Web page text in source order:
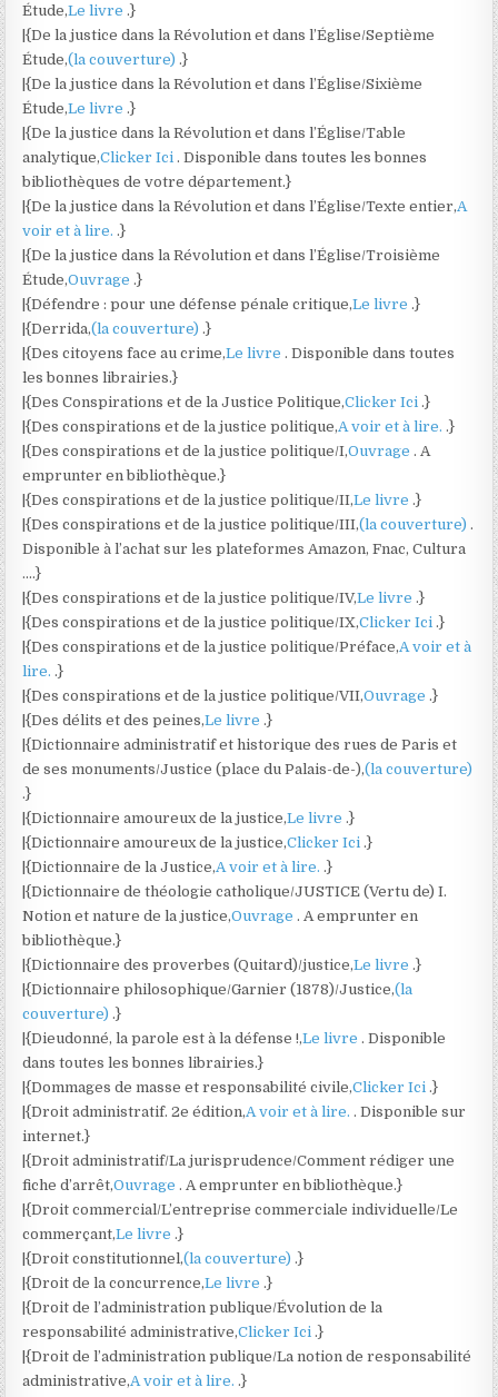
Étude,Le livre.}
|{De la justice dans la Révolution et dans l’Église/Septième
Étude,(la couverture).}
|{De la justice dans la Révolution et dans l’Église/Sixième
Étude,Le livre.}
|{De la justice dans la Révolution et dans l’Église/Table
analytique,Clicker Ici. Disponible dans toutes les bonnes
bibliothèques de votre département.}
|{De la justice dans la Révolution et dans l’Église/Texte entier,A
voir et à lire..}
|{De la justice dans la Révolution et dans l’Église/Troisième
Étude,Ouvrage.}
|{Défendre : pour une défense pénale critique,Le livre.}
|{Derrida,(la couverture).}
|{Des citoyens face au crime,Le livre. Disponible dans toutes
les bonnes librairies.}
|{Des Conspirations et de la Justice Politique,Clicker Ici.}
|{Des conspirations et de la justice politique,A voir et à lire..}
|{Des conspirations et de la justice politique/I,Ouvrage. A
emprunter en bibliothèque.}
|{Des conspirations et de la justice politique/II,Le livre.}
|{Des conspirations et de la justice politique/III,(la couverture).
Disponible à l’achat sur les plateformes Amazon, Fnac, Cultura
….}
|{Des conspirations et de la justice politique/IV,Le livre.}
|{Des conspirations et de la justice politique/IX,Clicker Ici.}
|{Des conspirations et de la justice politique/Préface,A voir et à
lire..}
|{Des conspirations et de la justice politique/VII,Ouvrage.}
|{Des délits et des peines,Le livre.}
|{Dictionnaire administratif et historique des rues de Paris et
de ses monuments/Justice (place du Palais-de-),(la couverture)
.}
|{Dictionnaire amoureux de la justice,Le livre.}
|{Dictionnaire amoureux de la justice,Clicker Ici.}
|{Dictionnaire de la Justice,A voir et à lire..}
|{Dictionnaire de théologie catholique/JUSTICE (Vertu de) I.
Notion et nature de la justice,Ouvrage. A emprunter en
bibliothèque.}
|{Dictionnaire des proverbes (Quitard)/justice,Le livre.}
|{Dictionnaire philosophique/Garnier (1878)/Justice,(la
couverture).}
|{Dieudonné, la parole est à la défense !,Le livre. Disponible
dans toutes les bonnes librairies.}
|{Dommages de masse et responsabilité civile,Clicker Ici.}
|{Droit administratif. 2e édition,A voir et à lire.. Disponible sur
internet.}
|{Droit administratif/La jurisprudence/Comment rédiger une
fiche d’arrêt,Ouvrage. A emprunter en bibliothèque.}
|{Droit commercial/L’entreprise commerciale individuelle/Le
commerçant,Le livre.}
|{Droit constitutionnel,(la couverture).}
|{Droit de la concurrence,Le livre.}
|{Droit de l’administration publique/Évolution de la
responsabilité administrative,Clicker Ici.}
|{Droit de l’administration publique/La notion de responsabilité
administrative,A voir et à lire..}